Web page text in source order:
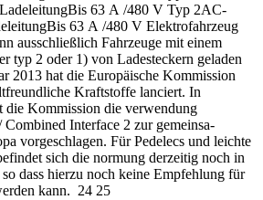
LadeleitungBis 63 A /480 V Typ 2AC-
63 A /480 V Elektrofahrzeug
ausschließlich Fahrzeuge mit einem
typ 2 oder 1) von Ladesteckern geladen
2013 hat die Europäische Kommission
Kraftstoffe lanciert. In
die Kommission die verwendung
Combined Interface 2 zur gemeinsa-
vorgeschlagen. Für Pedelecs und leichte
sich die normung derzeitig noch in
dass hierzu noch keine Empfehlung für
kann. 24 25